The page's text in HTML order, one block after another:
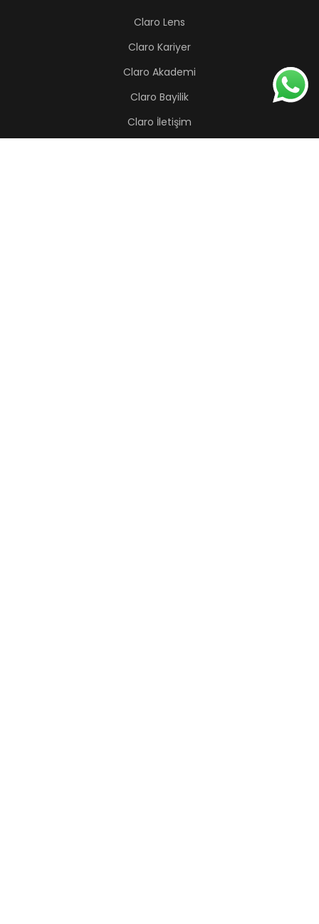
Claro Lens
Claro Kariyer
Claro Akademi
Claro Bayilik
Claro İletişim